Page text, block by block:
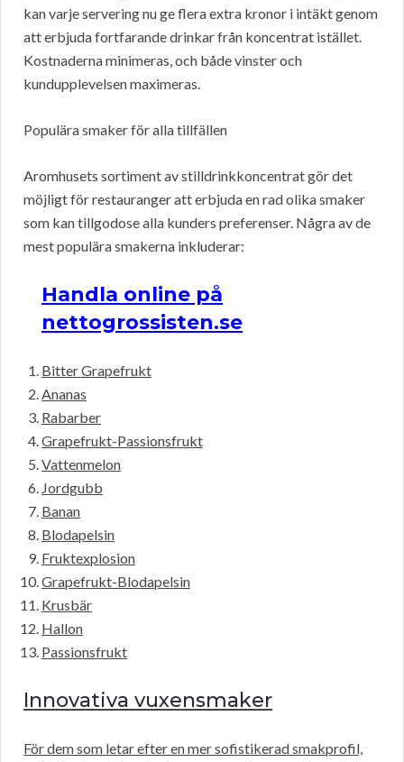
kan varje servering nu ge flera extra kronor i intäkt genom
att erbjuda fortfarande drinkar från koncentrat istället.
Kostnaderna minimeras, och både vinster och
kundupplevelsen maximeras.
Populära smaker för alla tillfällen
Aromhusets sortiment av stilldrinkkoncentrat gör det
möjligt för restauranger att erbjuda en rad olika smaker
som kan tillgodose alla kunders preferenser. Några av de
mest populära smakerna inkluderar:
Handla online på
nettogrossisten.se
Bitter Grapefrukt
Ananas
Rabarber
Grapefrukt-Passionsfrukt
Vattenmelon
Jordgubb
Banan
Blodapelsin
Fruktexplosion
Grapefrukt-Blodapelsin
Krusbär
Hallon
Passionsfrukt
Innovativa vuxensmaker
För dem som letar efter en mer sofistikerad smakprofil,